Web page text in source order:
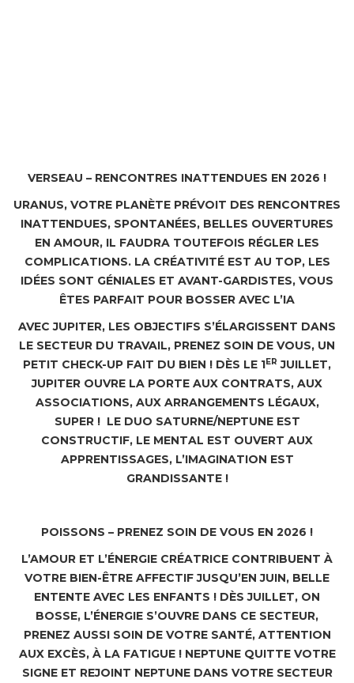
VERSEAU – RENCONTRES INATTENDUES EN 2026 !
URANUS, VOTRE PLANÈTE PRÉVOIT DES RENCONTRES
INATTENDUES, SPONTANÉES, BELLES OUVERTURES
EN AMOUR, IL FAUDRA TOUTEFOIS RÉGLER LES
COMPLICATIONS. LA CRÉATIVITÉ EST AU TOP, LES
IDÉES SONT GÉNIALES ET AVANT-GARDISTES, VOUS
ÊTES PARFAIT POUR BOSSER AVEC L’IA
AVEC JUPITER, LES OBJECTIFS S’ÉLARGISSENT DANS
LE SECTEUR DU TRAVAIL, PRENEZ SOIN DE VOUS, UN
PETIT CHECK-UP FAIT DU BIEN ! DÈS LE 1ER JUILLET,
JUPITER OUVRE LA PORTE AUX CONTRATS, AUX
ASSOCIATIONS, AUX ARRANGEMENTS LÉGAUX,
SUPER ! LE DUO SATURNE/NEPTUNE EST
CONSTRUCTIF, LE MENTAL EST OUVERT AUX
APPRENTISSAGES, L’IMAGINATION EST
GRANDISSANTE !
POISSONS – PRENEZ SOIN DE VOUS EN 2026 !
L’AMOUR ET L’ÉNERGIE CRÉATRICE CONTRIBUENT À
VOTRE BIEN-ÊTRE AFFECTIF JUSQU’EN JUIN, BELLE
ENTENTE AVEC LES ENFANTS ! DÈS JUILLET, ON
BOSSE, L’ÉNERGIE S’OUVRE DANS CE SECTEUR,
PRENEZ AUSSI SOIN DE VOTRE SANTÉ, ATTENTION
AUX EXCÈS, À LA FATIGUE ! NEPTUNE QUITTE VOTRE
SIGNE ET REJOINT NEPTUNE DANS VOTRE SECTEUR